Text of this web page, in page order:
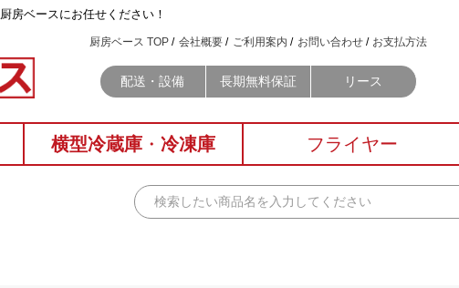
房ベースにお任せください！
厨房ベース TOP 会社概要 ご利用案内 お問い合わせ お支払方法
配送・設備 長期無料保証 リース
横型冷蔵庫 ・ 冷凍庫 フライヤー